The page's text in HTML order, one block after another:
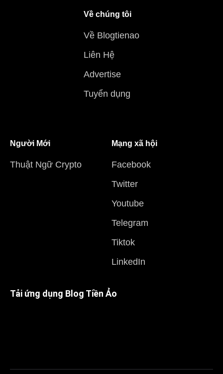
Về chúng tôi
Về Blogtienao
Liên Hệ
Advertise
Tuyển dụng
Người Mới
Thuật Ngữ Crypto
Mạng xã hội
Facebook
Twitter
Youtube
Telegram
Tiktok
LinkedIn
Tải ứng dụng Blog Tiền Ảo